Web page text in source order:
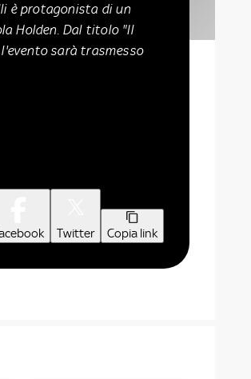
è protagonista di un
Holden. Dal titolo "Il
sarà trasmesso
Twitter Copia link